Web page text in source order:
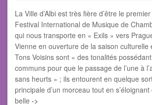
La Ville d’Albi est très fière d’être le
Festival International de Musique de
qui nous transporte en « Exils » vers
Vienne en ouverture de la saison culturelle
Tons Voisins sont « des tonalités
communs pour que le passage de l’une à
sans heurts » ; ils entourent en quelque
principale d’un morceau tout en s’éloignant
belle ->